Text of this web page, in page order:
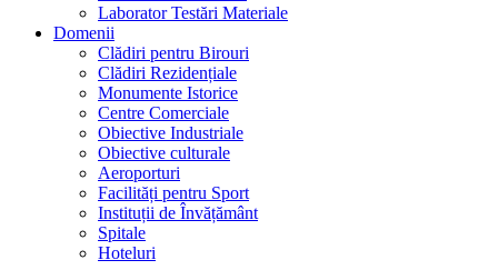
Laborator Testări Materiale
Domenii
Clădiri pentru Birouri
Clădiri Rezidențiale
Monumente Istorice
Centre Comerciale
Obiective Industriale
Obiective culturale
Aeroporturi
Facilități pentru Sport
Instituții de Învățământ
Spitale
Hoteluri